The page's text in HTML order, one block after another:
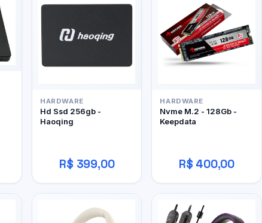
HARDWARE
Hd Ssd 256gb -
Haoqing
R$ 399,00
HARDWARE
Nvme M.2 - 128Gb -
Keepdata
R$ 400,00